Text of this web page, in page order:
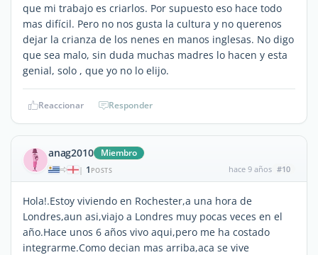
que mi trabajo es criarlos. Por supuesto eso hace todo
mas difícil. Pero no nos gusta la cultura y no querenos
dejar la crianza de los nenes en manos inglesas. No digo
que sea malo, sin duda muchas madres lo hacen y esta
genial, solo , que yo no lo elijo.
Reaccionar Responder
anag2010 Miembro
| 1 POSTS hace 9 años #10
Hola!.Estoy viviendo en Rochester,a una hora de
Londres,aun asi,viajo a Londres muy pocas veces en el
año.Hace unos 6 años vivo aqui,pero me ha costado
integrarme.Como decian mas arriba,aca se vive